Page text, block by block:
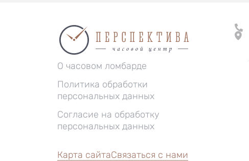
О часовом ломбарде
Политика обработки
персональных данных
Согласие на обработку
персональных данных
Карта сайтаСвязаться с нами